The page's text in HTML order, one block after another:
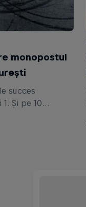
monopostul
succes
Și pe 10